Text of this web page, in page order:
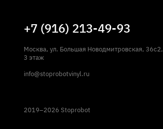
+7 (916) 213-49-93
Москва, ул. Большая Новодмитровская, 36с2,
3 этаж
info@stoprobotvinyl.ru
2019–2026 Stoprobot